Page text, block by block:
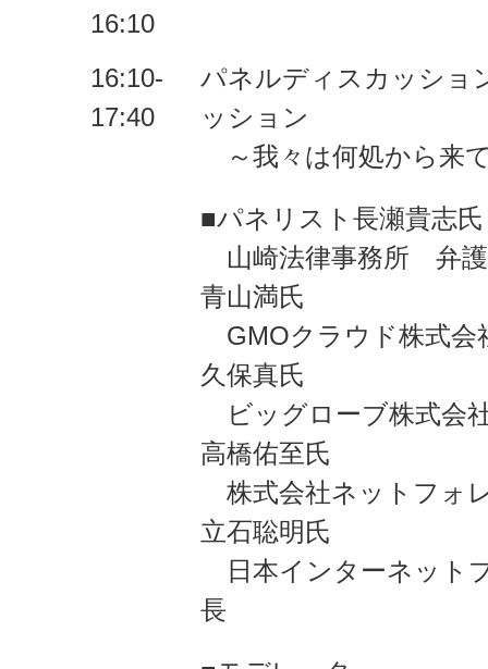
16:10
16:10-
17:40
パネルディスカッショ
ッション
～我々は何処から来
■パネリスト長瀬貴志氏
山崎法律事務所 弁
青山満氏
GMOクラウド株式
久保真氏
ビッグローブ株式会
高橋佑至氏
株式会社ネットフォ
立石聡明氏
日本インターネット
長